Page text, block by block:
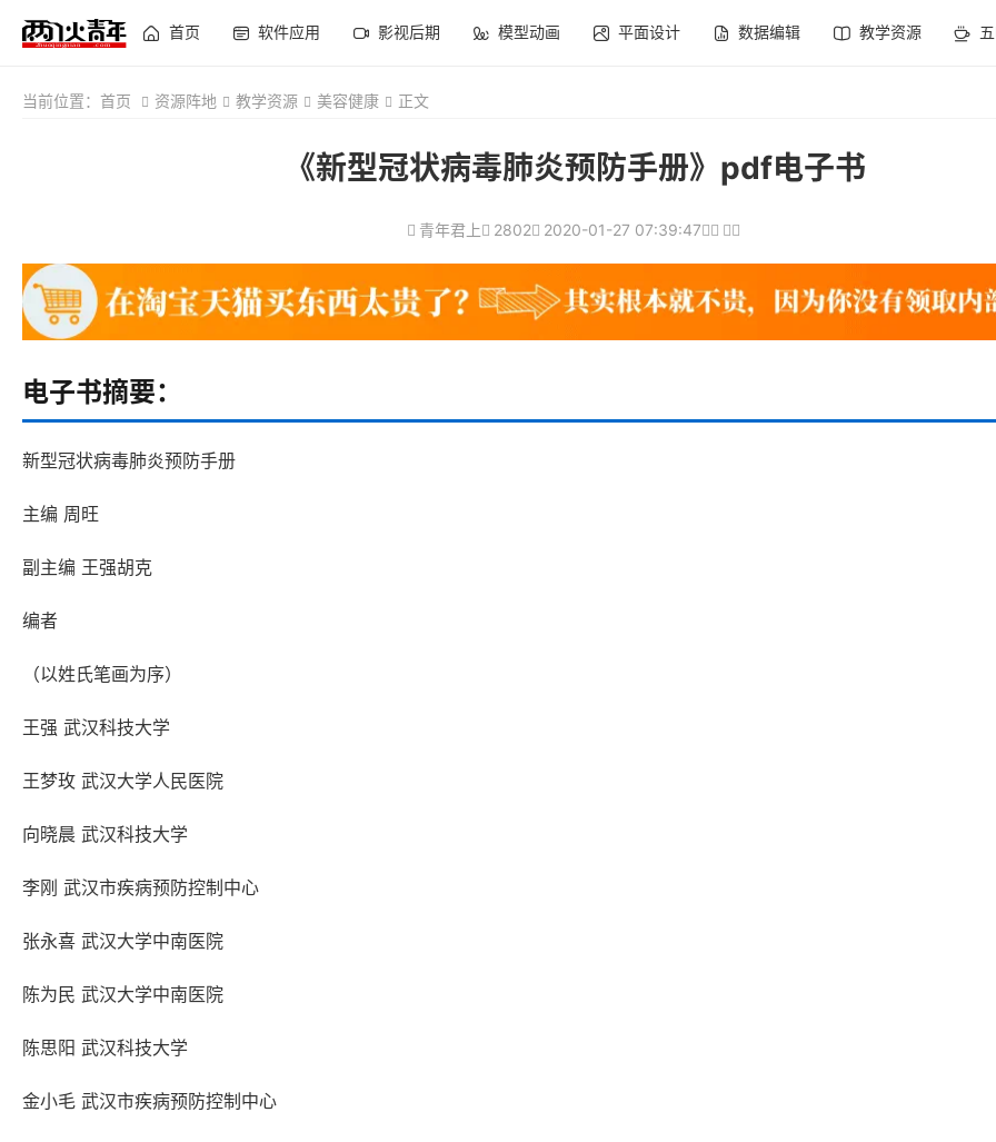
首页 软件应用 影视后期 模型动画 平面设计 数据编辑 教学资源
当前位置： 首页 资源阵地 教学资源 美容健康 正文
《新型冠状病毒肺炎预防手册》pdf电子书
青年君上 2802 2020-01-27 07:39:47
电子书摘要：
新型冠状病毒肺炎预防手册
主编 周旺
副主编 王强胡克
编者
（以姓氏笔画为序）
王强 武汉科技大学
王梦玫 武汉大学人民医院
向晓晨 武汉科技大学
李刚 武汉市疾病预防控制中心
张永喜 武汉大学中南医院
陈为民 武汉大学中南医院
陈思阳 武汉科技大学
金小毛 武汉市疾病预防控制中心